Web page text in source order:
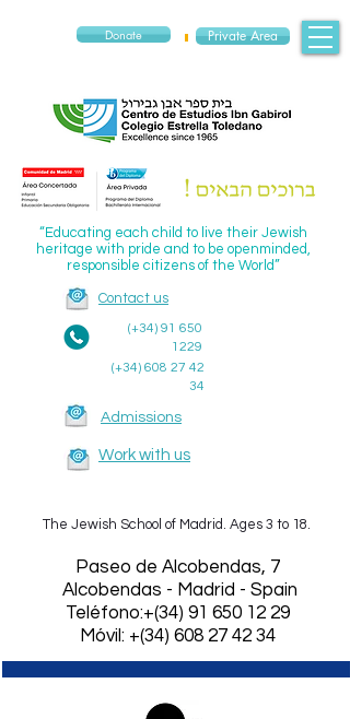
Donate Private Area
The Jewish School of Madrid. Ages 3 to 18.
(+34) 91 650
1229
(+34) 608 27 42
34
Admissions
“Educating each child to live their Jewish
heritage with pride and to be openminded,
responsible citizens of the World”
Work with us
Contact us
​Paseo de Alcobendas, 7
Alcobendas - Madrid - Spain
Teléfono:+(34) 91 650 12 29
Móvil: +(34) 608 27 42 34